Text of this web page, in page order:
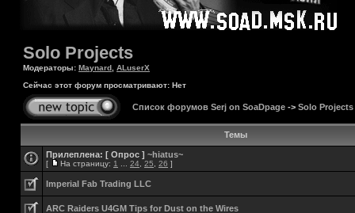
Solo Projects
Модераторы: Maynard ALuserX
Сейчас этот форум просматривают: Нет
Список форумов Serj on SoaDpage -> Solo Projects
Темы
Прилеплена: [ Опрос ] ~hiatus~
[ На страницу: 1 24 25 26 ]
Imperial Fab Trading LLC
ARC Raiders U4GM Tips for Dust on the Wires